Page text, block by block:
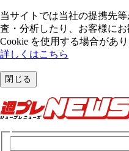
当サイトでは当社の提携先
査・分析したり、お客様に
Cookie を使⽤する場合があり
詳しくはこちら
閉じる